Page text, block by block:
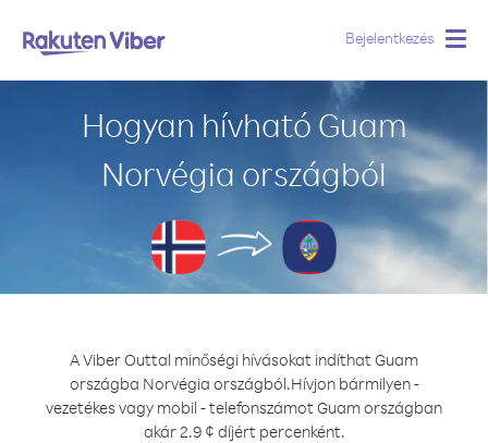
Bejelentkezés
Hogyan hívható Guam
Norvégia országból
A Viber Outtal minőségi hívásokat indíthat Guam
országba Norvégia országból.Hívjon bármilyen -
vezetékes vagy mobil - telefonszámot Guam országban
akár 2.9 ¢ díjért percenként.